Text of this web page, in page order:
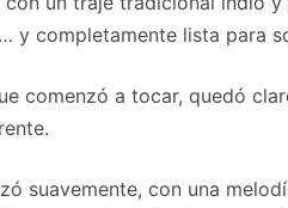
y completamente lista para
comenzó a tocar, quedó
suavemente, con una